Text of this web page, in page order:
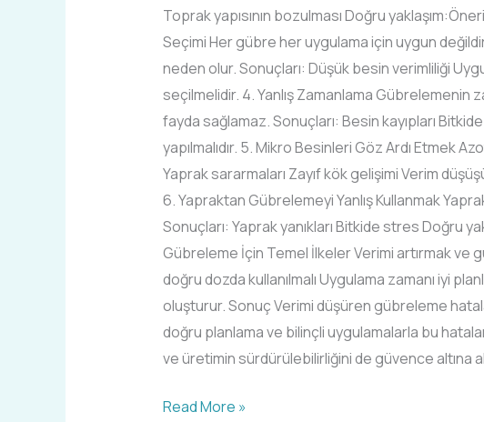
Toprak yapısının bozulması Doğru
Seçimi Her gübre her uygulama için uygun
neden olur. Sonuçları: Düşük besin verimliliği
seçilmelidir. 4. Yanlış Zamanlama Gübrelemenin
fayda sağlamaz. Sonuçları: Besin kayıpları
yapılmalıdır. 5. Mikro Besinleri Göz Ardı Etmek
Yaprak sararmaları Zayıf kök gelişimi Verim
6. Yapraktan Gübrelemeyi Yanlış Kullanmak
Sonuçları: Yaprak yanıkları Bitkide stres Doğru
Gübreleme İçin Temel İlkeler Verimi artırmak ve
doğru dozda kullanılmalı Uygulama zamanı iyi
oluşturur. Sonuç Verimi düşüren gübreleme
doğru planlama ve bilinçli uygulamalarla bu
ve üretimin sürdürülebilirliğini de güvence altına
Read More »